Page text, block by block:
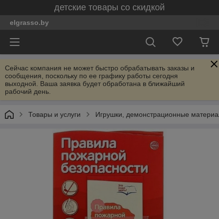
детские товары со скидкой
elgrasso.by
Сейчас компания не может быстро обрабатывать заказы и
сообщения, поскольку по ее графику работы сегодня
выходной. Ваша заявка будет обработана в ближайший
рабочий день.
Товары и услуги Игрушки, демонстрационные